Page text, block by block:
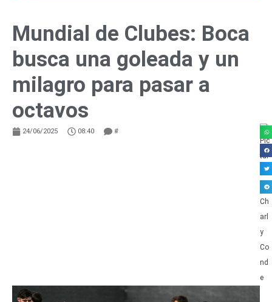
Mundial de Clubes: Boca
busca una goleada y un
milagro para pasar a
octavos
24/06/2025 08:40 #